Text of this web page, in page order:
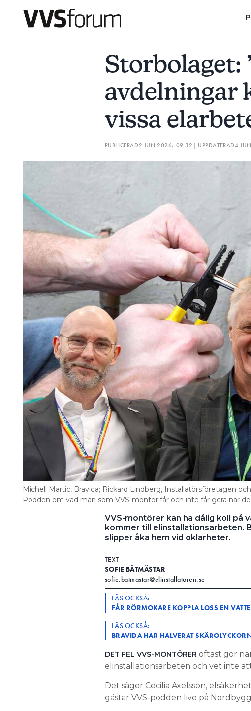
Prenumerera
Hantera prenumeration
Om tidningen
Kontakt
Information om GDPR
Search for:
SEARCH
Storbolaget:
avdelningar
vissa
PUBLICERAD2 JUN 2026, 09:32 | UPPDATERAD4
Michell Martic, Bravida; Rickard Lindberg, Installatörsföretagen
Podden om vad man som VVS-montör får och inte får göra när
VVS-montörer kan ha dålig koll på
kommer till elinstallationsarbeten.
slipper åka hem vid oklarheter.
TEXT
SOFIE BÅTMÄSTAR
sofie.batmastar@elinstallatoren.se
LÄS OCKSÅ:
FÅR RÖRMOKARE KOPPLA LOSS EN
LÄS OCKSÅ:
BRAVIDA HAR HALVERAT
DET FEL VVS-MONTÖRER oftast gör
elinstallationsarbeten och vet inte
Det säger Cecilia Axelsson,
gästar VVS-podden live på Nordbygg
STORBOLAGET: ”VÅRA VS-AVDELNINGAR KAN UTFÖRA VISSA